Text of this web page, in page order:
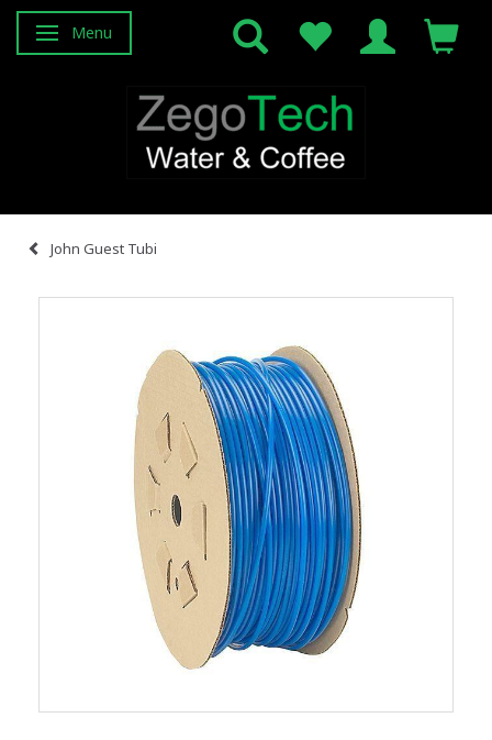
Attiva/disattiva navigazione
Menu
John Guest Tubi